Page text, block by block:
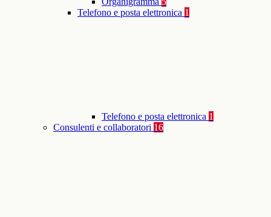
Telefono e posta elettronica 1
Telefono e posta elettronica 1
Consulenti e collaboratori 16